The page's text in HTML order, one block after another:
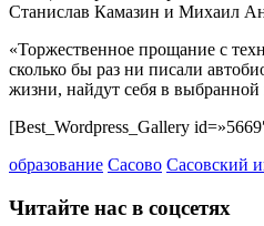
Станислав Камазин и Михаил
«Торжественное прощание с
сколько бы раз ни писали
жизни, найдут себя в выбранной
[Best_Wordpress_Gallery
образование Сасово Сасовский
Читайте нас в соцсетях